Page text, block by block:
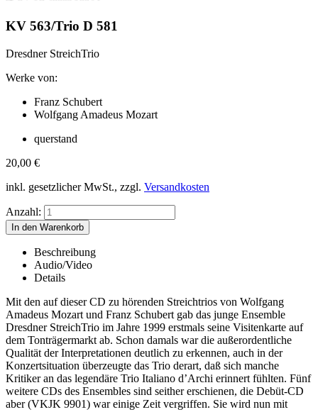
KV 563/Trio D 581
Dresdner StreichTrio
Werke von:
Franz Schubert
Wolfgang Amadeus Mozart
querstand
20,00 €
inkl. gesetzlicher MwSt., zzgl. Versandkosten
Anzahl:
Beschreibung
Audio/Video
Details
Mit den auf dieser CD zu hörenden Streichtrios von Wolfgang
Amadeus Mozart und Franz Schubert gab das junge Ensemble
Dresdner StreichTrio im Jahre 1999 erstmals seine Visitenkarte auf
dem Tonträgermarkt ab. Schon damals war die außerordentliche
Qualität der Interpretationen deutlich zu erkennen, auch in der
Konzertsituation überzeugte das Trio derart, daß sich manche
Kritiker an das legendäre Trio Italiano d’Archi erinnert fühlten. Fünf
weitere CDs des Ensembles sind seither erschienen, die Debüt-CD
aber (VKJK 9901) war einige Zeit vergriffen. Sie wird nun mit